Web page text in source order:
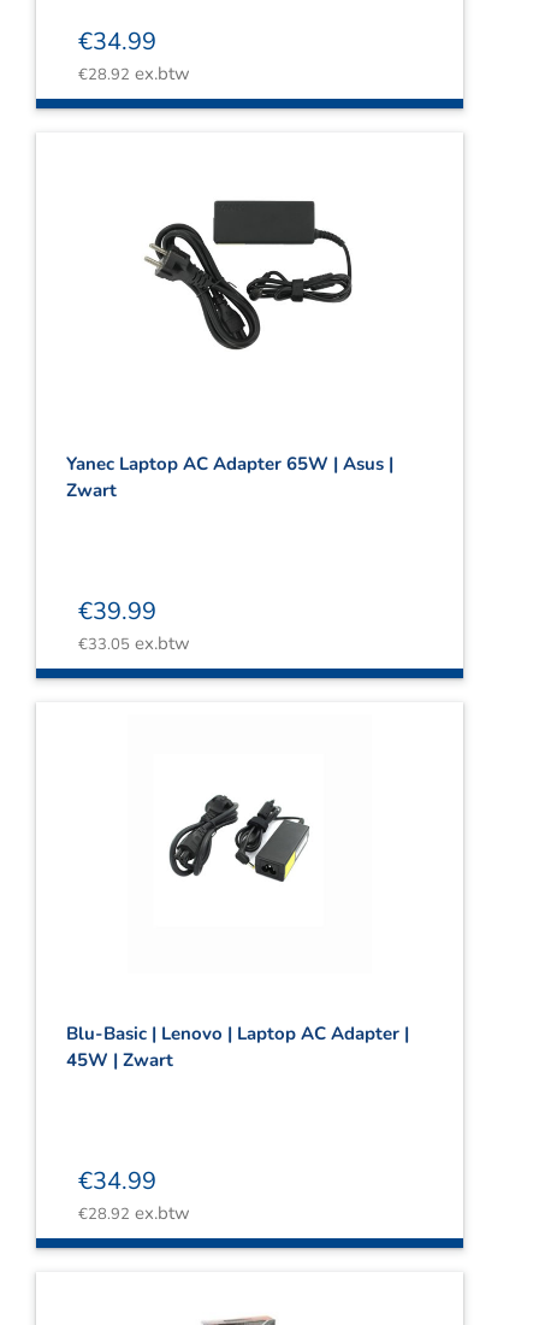
€34.99
€28.92 ex.btw
Yanec Laptop AC Adapter 65W | Asus |
Zwart
€39.99
€33.05 ex.btw
Blu-Basic | Lenovo | Laptop AC Adapter |
45W | Zwart
€34.99
€28.92 ex.btw